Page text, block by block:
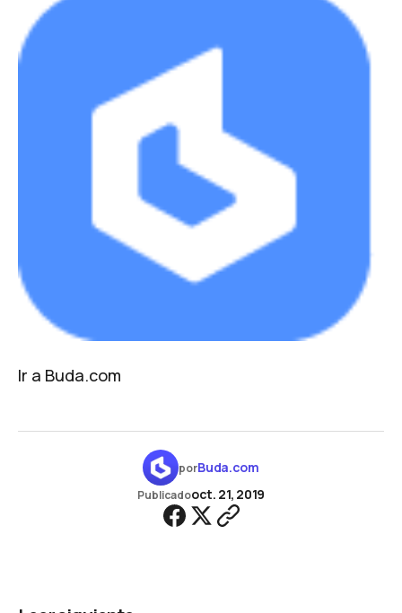
Ir a Buda.com
porBuda.com
Publicadooct. 21, 2019